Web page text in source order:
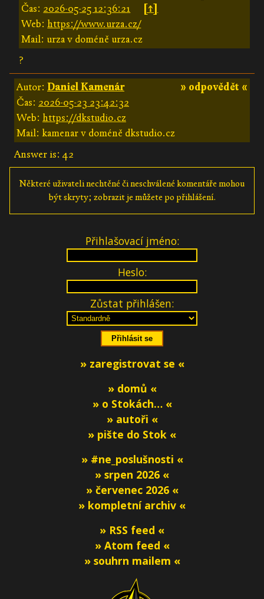
Čas: 2026-05-25 12:36:21
[↑]
Web:https://www.urza.cz/
Mail: urza v doméně urza.cz
?
» odpovědět «
Autor: Daniel Kamenár
Čas: 2026-05-23 23:42:32
Web: https://dkstudio.cz
Mail: kamenar v doméně dkstudio.cz
Answer is: 42
Některé uživateli nechtěné či neschválené komentáře mohou
být skryty; zobrazit je můžete po přihlášení.
Přihlašovací jméno:
Heslo:
Zůstat přihlášen:
» zaregistrovat se «
» domů «
» o Stokách… «
» autoři «
» pište do Stok «
» #ne_poslušnosti «
» srpen 2026 «
» červenec 2026 «
» kompletní archiv «
» RSS feed «
» Atom feed «
» souhrn mailem «